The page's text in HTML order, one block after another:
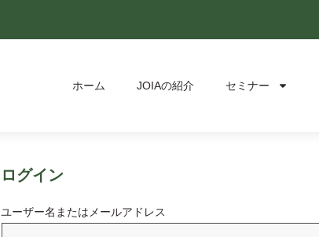
ホーム JOIAの紹介 セミナー
ログイン
ユーザー名またはメールアドレス